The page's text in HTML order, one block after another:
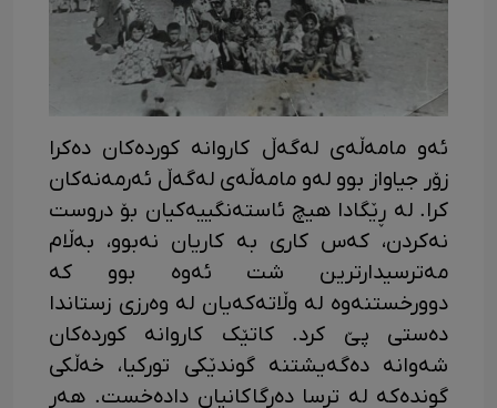
ئەو مامەڵەی لەگەڵ کاروانە کوردەکان دەکرا
زۆر جیاواز بوو لەو مامەڵەی لەگەڵ ئەرمەنەکان
کرا. لە ڕێگادا هیچ ئاستەنگییەکیان بۆ دروست
نەکردن، کەس کاری بە کاریان نەبوو، بەڵام
مەترسیدارترین شت ئەوە بوو کە
دوورخستنەوە لە وڵاتەکەیان لە وەرزی زستاندا
دەستی پێ کرد. کاتێک کاروانە کوردەکان
شەوانە دەگەیشتنە گوندێکی تورکیا، خەڵکی
گوندەکە لە ترسا دەرگاکانیان دادەخست. هەر